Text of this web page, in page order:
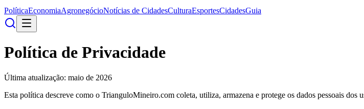
PolíticaEconomiaAgronegócioNotícias de CidadesCulturaEsportesCidadesGuia
Política de Privacidade
Última atualização: maio de 2026
Esta política descreve como o TrianguloMineiro.com coleta, utiliza, armazena e protege os dados pessoais